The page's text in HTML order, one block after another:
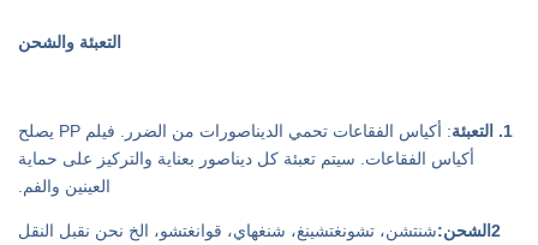
التعبئة والشحن
1. التعبئة
: أكياس الفقاعات تحمي الديناصورات من الضرر. فيلم PP يصلح
أكياس الفقاعات. سيتم تعبئة كل ديناصور بعناية والتركيز على حماية
العينين والفم.
2الشحن:
شنتشن، تشونغتشينغ، شنغهاي، قوانغتشو، الخ نحن نقبل النقل